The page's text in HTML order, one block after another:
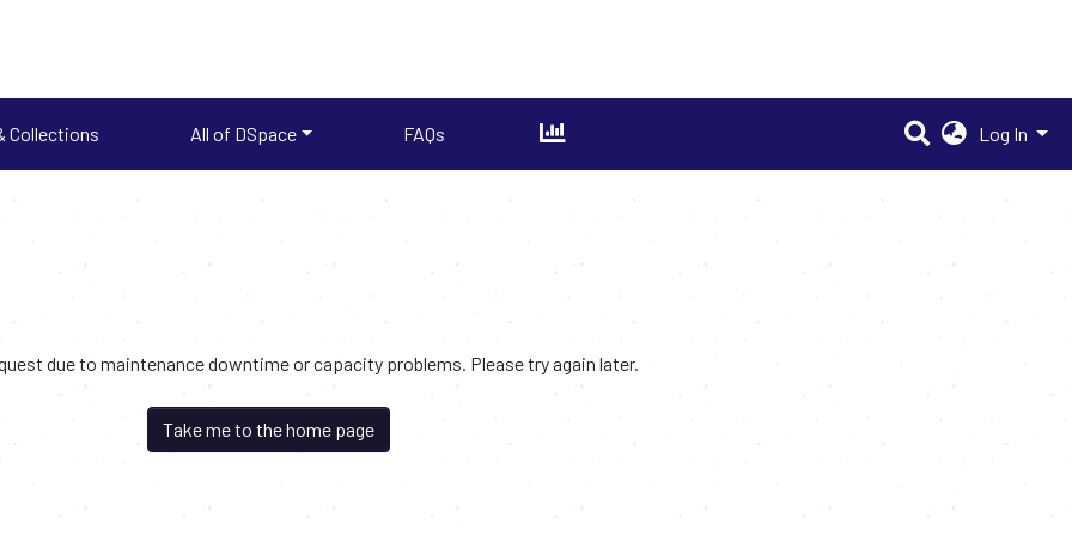
Collections All of DSpace FAQs Log In
due to maintenance downtime or capacity problems. Please try again later.
Take me to the home page